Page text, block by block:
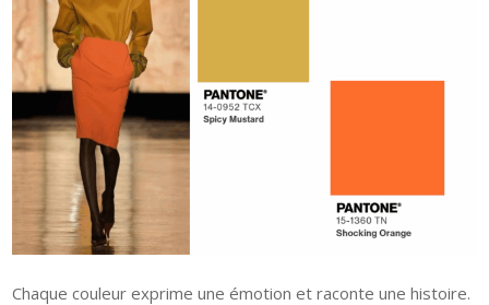
Chaque couleur exprime une émotion et raconte une histoire.